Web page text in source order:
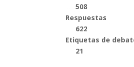
508
Respuestas
622
Etiquetas de
21